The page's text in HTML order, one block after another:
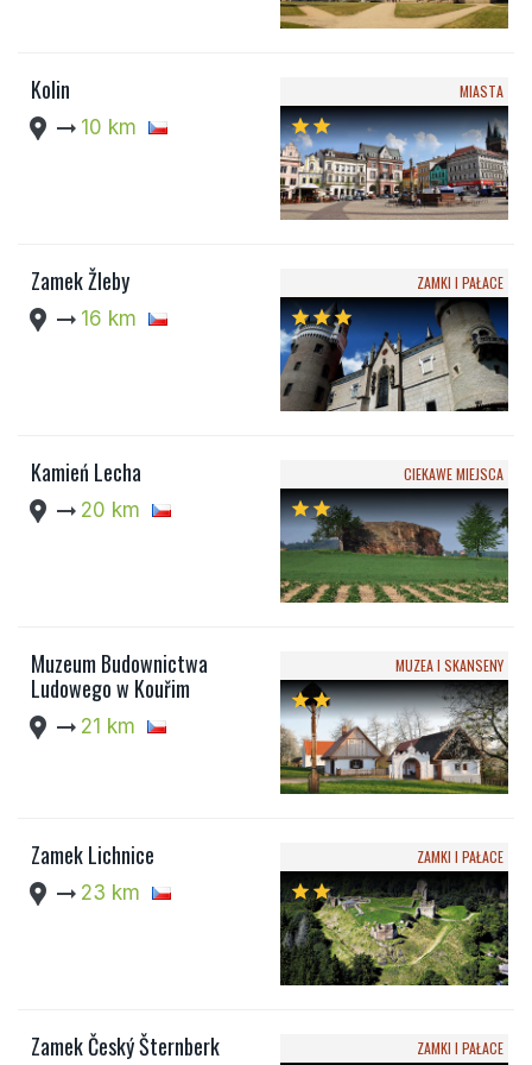
Kolin
location_pin arrow_right_alt 10 km
MIASTA
starstar
Zamek Žleby
location_pin arrow_right_alt 16 km
ZAMKI I PAŁACE
starstarstar
Kamień Lecha
location_pin arrow_right_alt 20 km
CIEKAWE MIEJSCA
starstar
Muzeum Budownictwa
Ludowego w Kouřim
location_pin arrow_right_alt 21 km
MUZEA I SKANSENY
starstar
Zamek Lichnice
location_pin arrow_right_alt 23 km
ZAMKI I PAŁACE
starstar
Zamek Český Šternberk ZAMKI I PAŁACE